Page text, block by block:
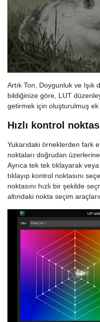
Artık Ton, Doygunluk ve Işık
bildiğinize göre, LUT
getirmek için oluşturulmuş ek
Hızlı kontrol
Yukarıdaki örneklerden fark
noktaları doğrudan
Ayrıca tek tek tıklayarak
tıklayıp kontrol noktasını
noktasını hızlı bir şekilde
altındaki nokta seçim